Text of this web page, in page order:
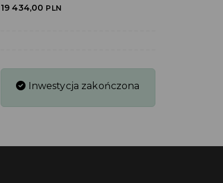
19 434,00 PLN
Inwestycja zakończona